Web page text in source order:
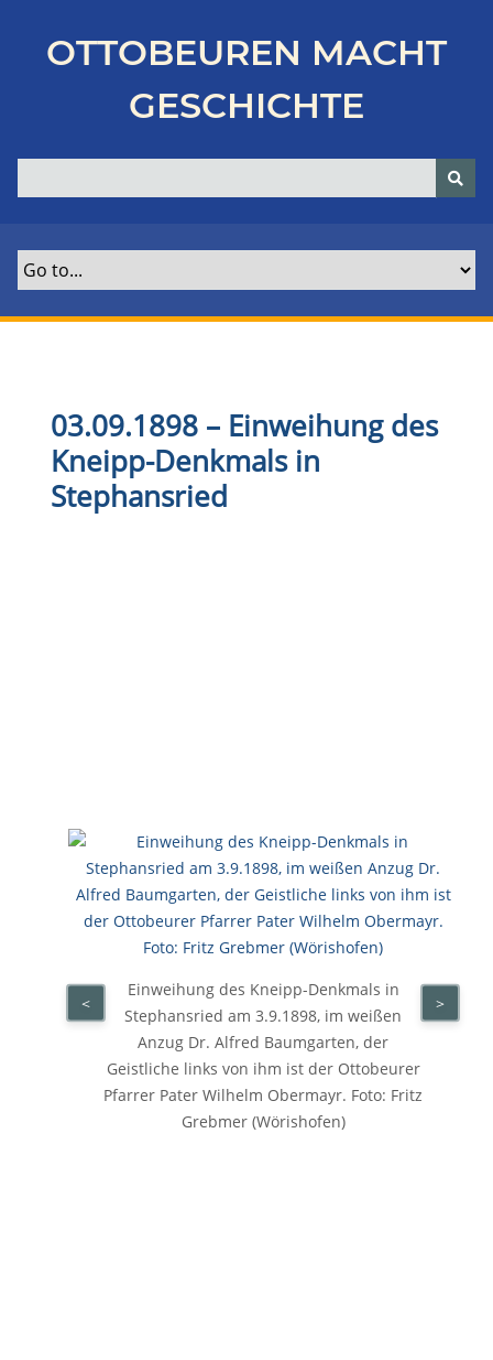
p
OTTOBEUREN MACHT
GESCHICHTE
03.09.1898 – Einweihung des
Kneipp-Denkmals in
Stephansried
Einweihung des Kneipp-Denkmals in
Stephansried am 3.9.1898, im weißen
Anzug Dr. Alfred Baumgarten, der
Geistliche links von ihm ist der Ottobeurer
Pfarrer Pater Wilhelm Obermayr. Foto: Fritz
Grebmer (Wörishofen)
< >